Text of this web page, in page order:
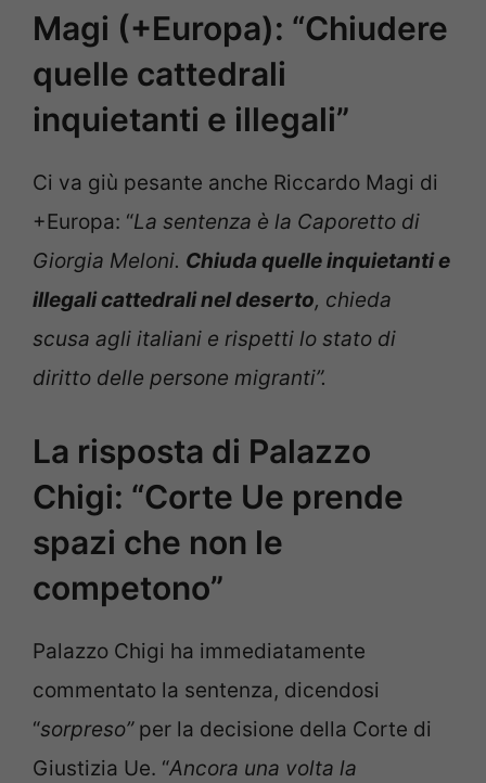
Magi (+Europa): “Chiudere
quelle cattedrali
inquietanti e illegali”
Ci va giù pesante anche Riccardo Magi di
+Europa: “La sentenza è la Caporetto di
Giorgia Meloni. Chiuda quelle inquietanti e
illegali cattedrali nel deserto, chieda
scusa agli italiani e rispetti lo stato di
diritto delle persone migranti”.
La risposta di Palazzo
Chigi: “Corte Ue prende
spazi che non le
competono”
Palazzo Chigi ha immediatamente
commentato la sentenza, dicendosi
“sorpreso” per la decisione della Corte di
Giustizia Ue. “Ancora una volta la